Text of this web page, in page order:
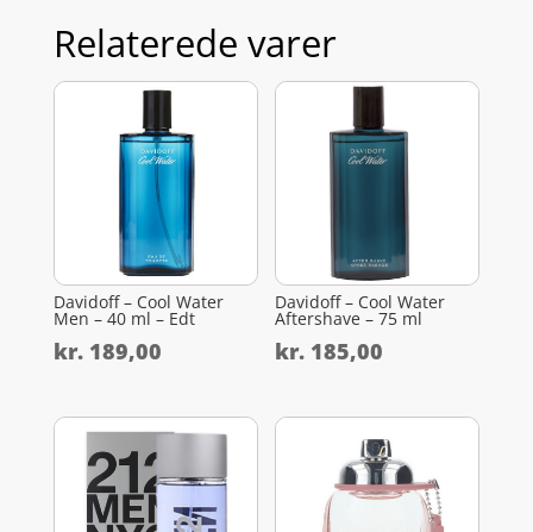
Relaterede varer
Davidoff – Cool Water
Men – 40 ml – Edt
kr.189,00
Davidoff – Cool Water
Aftershave – 75 ml
kr. 185,00